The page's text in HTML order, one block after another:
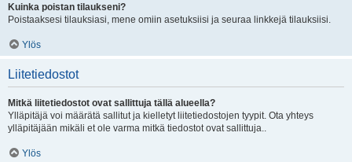
Kuinka poistan tilaukseni?
Poistaaksesi tilauksiasi, mene omiin asetuksiisi ja seuraa linkkejä tilauksiisi.
Ylös
Liitetiedostot
Mitkä liitetiedostot ovat sallittuja tällä alueella?
Ylläpitäjä voi määrätä sallitut ja kielletyt liitetiedostojen tyypit. Ota yhteys
ylläpitäjään mikäli et ole varma mitkä tiedostot ovat sallittuja..
Ylös